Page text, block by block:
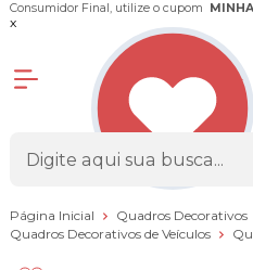
Consumidor Final, utilize o cupom
x
Página Inicial
Quadros Decorativos
Quadros Decorativos de Veículos